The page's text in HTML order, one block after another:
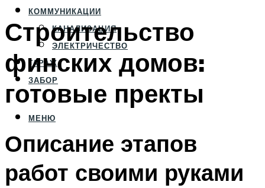
КОММУНИКАЦИИ
КАНАЛИЗАЦИЯ
ЭЛЕКТРИЧЕСТВО
ГАРАЖ
ЗАБОР
МЕНЮ
Строительство
финских домов:
готовые пректы
Описание этапов
работ своими руками